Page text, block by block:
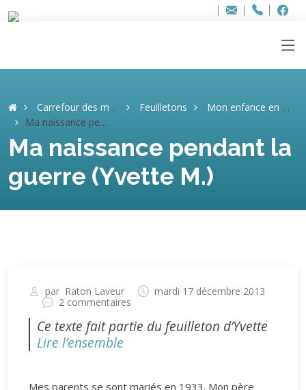
Adresse
info..hâthe..
Tel.
Tel.
Carrefour des mémoires Feuilletons
Mon enfance en Ardennes (Yvette M.)
Ma naissance pendant la guerre (Yvette M.)
Ma naissance pendant la
guerre (Yvette M.)
par Raton Laveur
mardi 17 décembre 2013
2 commentaires
Ce texte fait partie du feuilleton d’Yvette
Lire l’ensemble
Mes parents se sont mariés en 1933. Mon père